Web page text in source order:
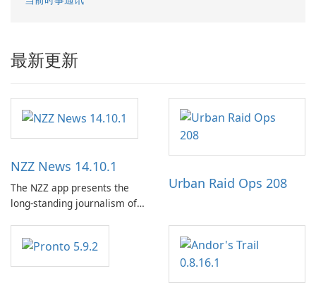
最新更新
NZZ News 14.10.1
The NZZ app presents the
long-standing journalism of
and a liberal outlook that
embraces diverse opinion.
Urban Raid Ops 208